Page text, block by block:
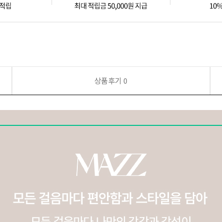
상품후기0